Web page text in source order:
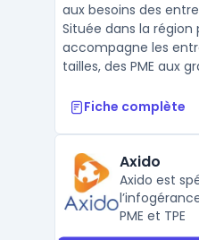
aux besoins des
Située dans la région
accompagne les
tailles, des PME aux
Fiche complète
Axido
Axido est
PME et TPE